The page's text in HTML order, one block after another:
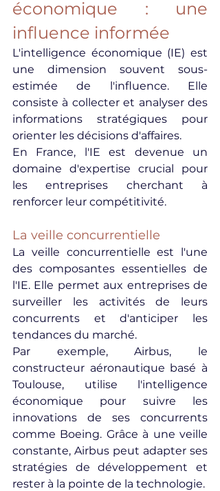
économique : une
influence informée
L'intelligence économique (IE) est
une dimension souvent sous-
estimée de l'influence. Elle
consiste à collecter et analyser des
informations stratégiques pour
orienter les décisions d'affaires.
En France, l'IE est devenue un
domaine d'expertise crucial pour
les entreprises cherchant à
renforcer leur compétitivité.
La veille concurrentielle
La veille concurrentielle est l'une
des composantes essentielles de
l'IE. Elle permet aux entreprises de
surveiller les activités de leurs
concurrents et d'anticiper les
tendances du marché.
Par exemple, Airbus, le
constructeur aéronautique basé à
Toulouse, utilise l'intelligence
économique pour suivre les
innovations de ses concurrents
comme Boeing. Grâce à une veille
constante, Airbus peut adapter ses
stratégies de développement et
rester à la pointe de la technologie.